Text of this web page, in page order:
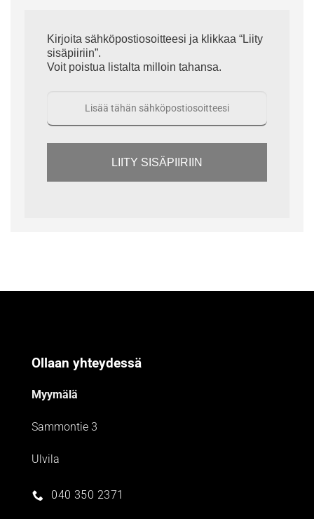
Kirjoita sähköpostiosoitteesi ja klikkaa “Liity
sisäpiiriin”.
Voit poistua listalta milloin tahansa.
LIITY SISÄPIIRIIN
Ollaan yhteydessä
Myymälä
Sammontie 3
Ulvila
040 350 2371